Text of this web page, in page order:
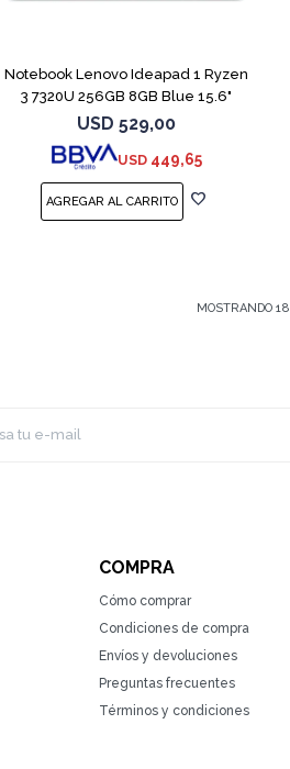
Notebook Lenovo Ideapad 1 Ryzen
3 7320U 256GB 8GB Blue 15.6"
USD 529,00
USD 449,65
MOSTRANDO18
COMPRA
Cómo comprar
Condiciones de compra
Envíos y devoluciones
Preguntas frecuentes
Términos y condiciones